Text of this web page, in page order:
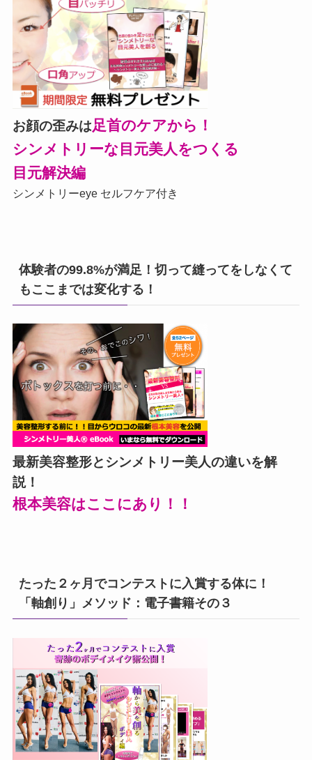
お顔の歪みは足首のケアから！
シンメトリーな目元美人をつくる
目元解決編
シンメトリーeye セルフケア付き
体験者の99.8%が満足！切って縫ってをしなくて
もここまでは変化する！
最新美容整形とシンメトリー美人の違いを解
説！
根本美容はここにあり！！
たった２ヶ月でコンテストに入賞する体に！
「軸創り」メソッド：電子書籍その３